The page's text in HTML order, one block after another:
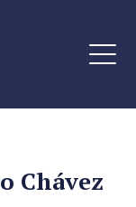
Chávez